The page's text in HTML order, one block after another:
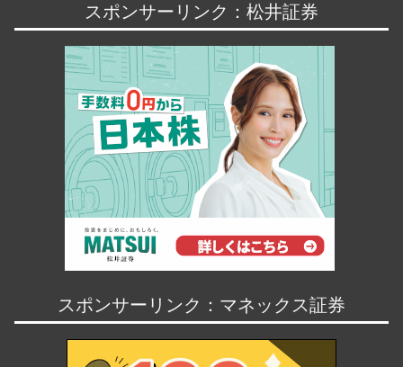
スポンサーリンク：松井証券
スポンサーリンク：マネックス証券